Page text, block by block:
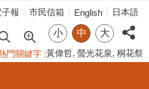
報 市民信箱 English 日本語
小 中 大
門關鍵字 黃偉哲 螢光花泉 桐花祭